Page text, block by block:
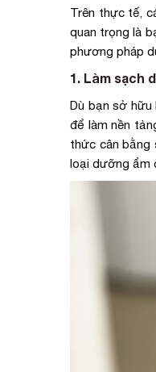
Trên thực tế,
quan trọng là
phương pháp
1. Làm sạch
Dù bạn sở
để làm nền
thức cân bằng
loại dưỡng ẩm